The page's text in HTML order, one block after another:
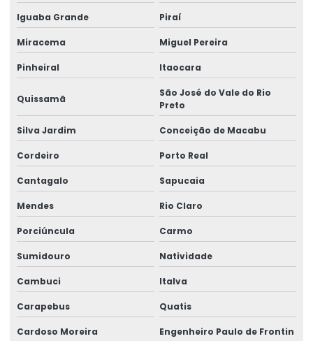
Consultoria em redução risco trabalhista
Consultoria e treinamentos em ergonomia
Elaboração de laudos de insalubridade
Elaboração de quesitos de insalubridade e periculosidade
Elaboração de quesitos médicos
Elaboração de quesitos periciais
Elaboração de subsídios médicos para contestação
Elaboração de subsídios técnicos para contestação
Empresa de aep
Empresa de análise ergonômica do trabalho
Iguaba Grande Piraí
Miracema Miguel Pereira
Pinheiral Itaocara
Quissamã
São José do Vale do Rio
Preto
Silva Jardim Conceição de Macabu
Cordeiro Porto Real
Cantagalo Sapucaia
Mendes Rio Claro
Porciúncula Carmo
Sumidouro Natividade
Cambuci Italva
Carapebus Quatis
Cardoso Moreira Engenheiro Paulo de Frontin